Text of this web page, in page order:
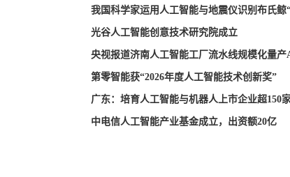
我国科学家运用人工智能与地震仪识别布氏鲸
光谷人工智能创意技术研究院成立
央视报道济南人工智能工厂流水线规模化量产
第零智能获“2026年度人工智能技术创新奖”
广东：培育人工智能与机器人上市企业超150
中电信人工智能产业基金成立，出资额20亿